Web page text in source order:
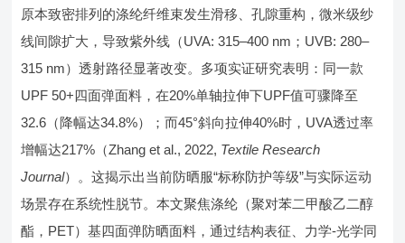
原本致密排列的涤纶纤维束发生滑移、孔隙重构，微米级纱
线间隙扩大，导致紫外线（UVA: 315–400 nm；UVB: 280–
315 nm）透射路径显著改变。多项实证研究表明：同一款
UPF 50+四面弹面料，在20%单轴拉伸下UPF值可骤降至
32.6（降幅达34.8%）；而45°斜向拉伸40%时，UVA透过率
增幅达217%（Zhang et al., 2022, Textile Research
Journal）。这揭示出当前防晒服“标称防护等级”与实际运动
场景存在系统性脱节。本文聚焦涤纶（聚对苯二甲酸乙二醇
酯，PET）基四面弹防晒面料，通过结构表征、力学-光学同